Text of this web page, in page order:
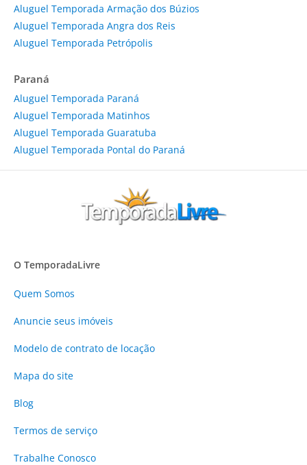
Aluguel Temporada Armação dos Búzios
Aluguel Temporada Angra dos Reis
Aluguel Temporada Petrópolis
Paraná
Aluguel Temporada Paraná
Aluguel Temporada Matinhos
Aluguel Temporada Guaratuba
Aluguel Temporada Pontal do Paraná
O TemporadaLivre
Quem Somos
Anuncie seus imóveis
Modelo de contrato de locação
Mapa do site
Blog
Termos de serviço
Trabalhe Conosco